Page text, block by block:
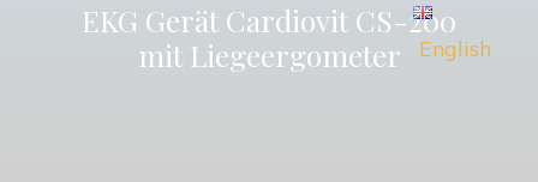
English
EKG Gerät Cardiovit CS-200
mit Liegeergometer